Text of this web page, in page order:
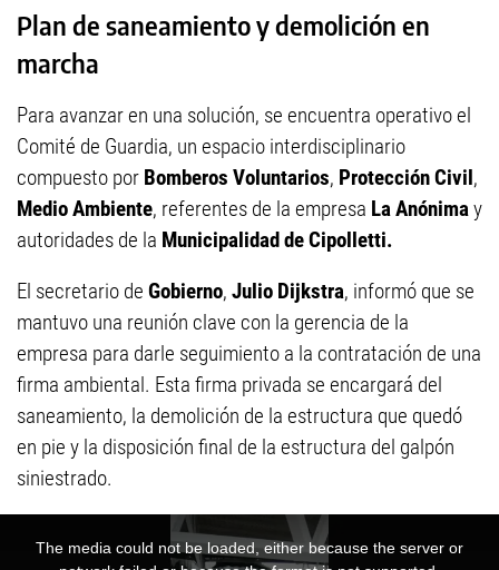
Plan de saneamiento y demolición en
marcha
Para avanzar en una solución, se encuentra operativo el
Comité de Guardia, un espacio interdisciplinario
compuesto por Bomberos Voluntarios, Protección Civil,
Medio Ambiente, referentes de la empresa La Anónimay
autoridades de la Municipalidad de Cipolletti.
El secretario de Gobierno, Julio Dijkstra, informó que se
mantuvo una reunión clave con la gerencia de la
empresa para darle seguimiento a la contratación de una
firma ambiental. Esta firma privada se encargará del
saneamiento, la demolición de la estructura que quedó
en pie y la disposición final de la estructura del galpón
siniestrado.